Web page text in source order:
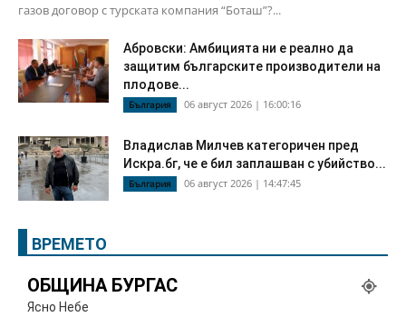
газов договор с турската компания “Боташ”?...
Абровски: Амбицията ни е реално да
защитим българските производители на
плодове...
България 06 август 2026 | 16:00:16
Владислав Милчев категоричен пред
Искра.бг, че е бил заплашван с убийство...
България 06 август 2026 | 14:47:45
ВРЕМЕТО
ОБЩИНА БУРГАС
Ясно Небе